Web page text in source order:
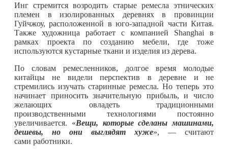
Инг стремится возродить старые ремесла этнических
племен в изолированных деревнях в провинции
Гуйчжоу, расположенной в юго-западной части Китая.
Также художница работает с компанией Shanghai в
рамках проекта по созданию мебели, где тоже
используются кустарные ткани и изделия из дерева.
По словам ремесленников, долгое время молодые
китайцы не видели перспектив в деревне и не
стремились изучать старинные ремесла. Но теперь это
начинает приносить значительную прибыль, и число
желающих овладеть традиционными
производственными технологиями постоянно
увеличивается. «Вещи, которые сделаны машинами,
дешевы, но они выглядят хуже», — считают
сами работники.